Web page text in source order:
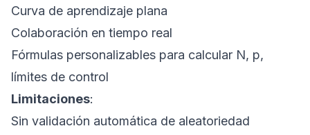
Curva de aprendizaje plana
Colaboración en tiempo real
Fórmulas personalizables para calcular N, p,
límites de control
Limitaciones:
Sin validación automática de aleatoriedad